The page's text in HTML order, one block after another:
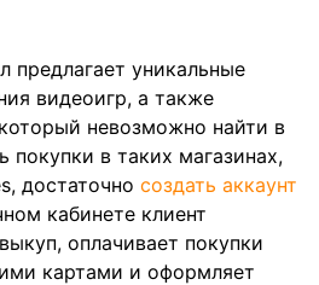
предлагает уникальные
видеоигр, а также
невозможно найти в
покупки в таких магазинах,
достаточно создать аккаунт
кабинете клиент
оплачивает покупки
картами и оформляет